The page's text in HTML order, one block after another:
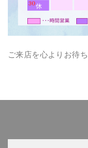
ご来店を心よりお待